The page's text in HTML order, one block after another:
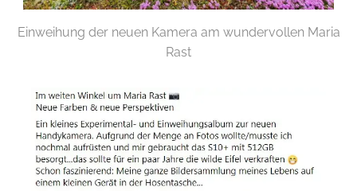
Einweihung der neuen Kamera am wundervollen Maria
Rast